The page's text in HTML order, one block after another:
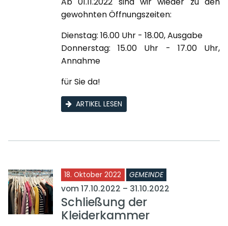
gewohnten Öffnungszeiten:
Dienstag: 16.00 Uhr - 18.00, Ausgabe
Donnerstag: 15.00 Uhr - 17.00 Uhr,
Annahme
für Sie da!
ARTIKEL LESEN
18. Oktober 2022 GEMEINDE
vom 17.10.2022 – 31.10.2022
Schließung der
Kleiderkammer